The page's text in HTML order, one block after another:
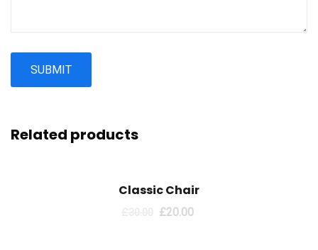
Related products
Classic Chair
£20.00